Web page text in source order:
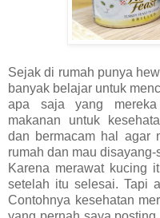
Sejak di rumah punya
banyak belajar untuk
apa saja yang
makanan untuk
dan bermacam hal agar
rumah dan mau
Karena merawat kucing
setelah itu selesai. Tapi
Contohnya kesehatan